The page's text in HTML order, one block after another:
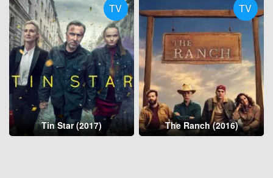
TV
Tin Star (2017)
TV
The Ranch (2016)